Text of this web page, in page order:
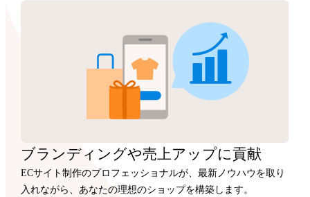
ブランディングや売上アップに貢献
ECサイト制作のプロフェッショナルが、最新ノウハウを取り
入れながら、あなたの理想のショップを構築します。